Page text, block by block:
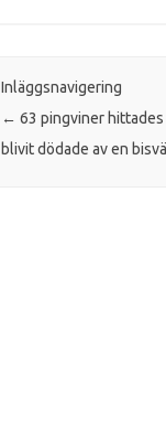
Inläggsnavigering
← 63 pingviner hittades
blivit dödade av en